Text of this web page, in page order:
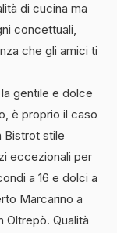
di cucina ma
concettuali,
che gli amici ti
gentile e dolce
è proprio il caso
Bistrot stile
eccezionali per
a 16 e dolci a
Marcarino a
Oltrepò. Qualità